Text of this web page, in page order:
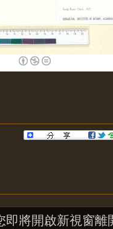
即將開啟新視窗離